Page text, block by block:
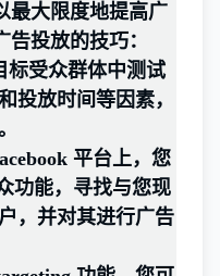
最大限度地提高广
投放的技巧：
标受众群体中测试
投放时间等因素，
平台上，您
功能，寻找与您现
，并对其进行广告